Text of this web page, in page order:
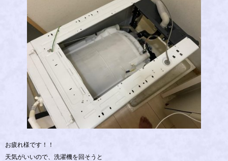
お疲れ様です！！
天気がいいので、洗濯機を回そうと